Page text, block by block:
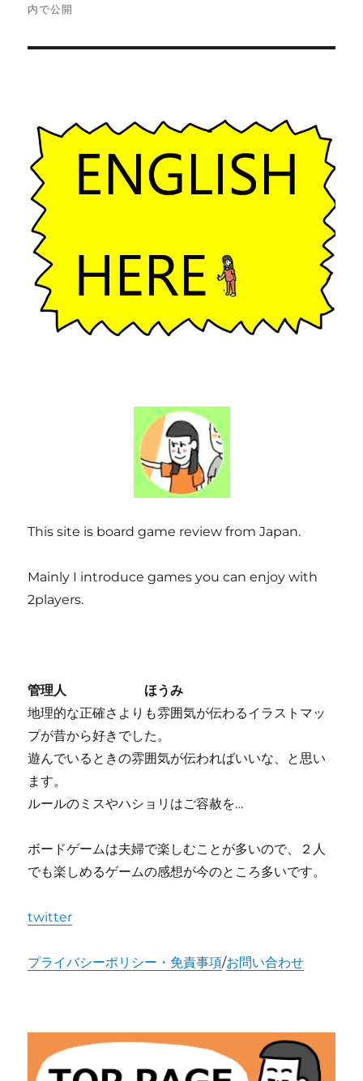
ビ
ゲ
シ
ョ
ン
内で公開
This site is board game review from Japan.
Mainly I introduce games you can enjoy with
2players.
管理人 ほうみ
地理的な正確さよりも雰囲気が伝わるイラストマッ
プが昔から好きでした。
遊んでいるときの雰囲気が伝わればいいな、と思い
ます。
ルールのミスやハショリはご容赦を…
ボードゲームは夫婦で楽しむことが多いので、２人
でも楽しめるゲームの感想が今のところ多いです。
twitter
プライバシーポリシー・免責事項/お問い合わせ